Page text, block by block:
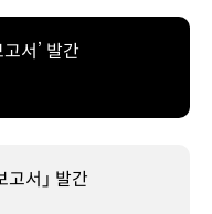
서’ 발간
서」 발간